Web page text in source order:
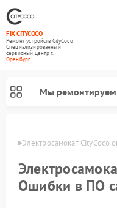
FIX-CITYCOCO
Ремонт устройств CityCoco
Специализированный
cервисный центр г.
Оренбург
Мы ремонтируем
Электросамокат CityCoco
Ошибки в ПО